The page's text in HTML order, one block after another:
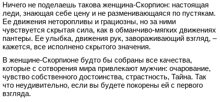
Ничего не поделаешь такова женщина-Скорпион: настоящая
леди, знающая себе цену и не разменивающаяся по пустякам.
Ее движения неторопливы и грациозны, но за ними
чувствуется скрытая сила, как в обманчиво-мягких движениях
пантеры. Ее улыбка, движения рук, завораживающий взгляд, –
кажется, все исполнено скрытого значения.
В женщине-Скорпионе будто бы собраны все качества,
которые с сотворения мира привлекают мужчин: очарование,
чувство собственного достоинства, страстность, Тайна. Так
что неудивительно, если вы будете покорены ей с первого
взгляда.